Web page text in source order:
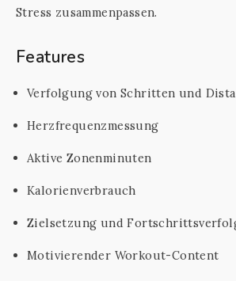
Stress zusammenpassen.
Features
Verfolgung von Schritten und
Herzfrequenzmessung
Aktive Zonenminuten
Kalorienverbrauch
Zielsetzung und
Motivierender Workout-Content